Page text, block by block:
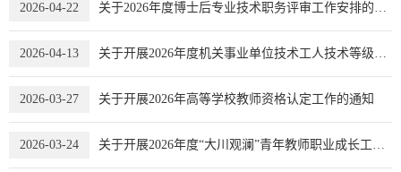
2026-04-22 关于2026年度博士后专业技术职务评审工作安排的通知
2026-04-13 关于开展2026年度机关事业单位技术工人技术等级考核和技师职务考评工作的通知
2026-03-27 关于开展2026年高等学校教师资格认定工作的通知
2026-03-24 关于开展2026年度“大川观澜”青年教师职业成长工作坊的通知